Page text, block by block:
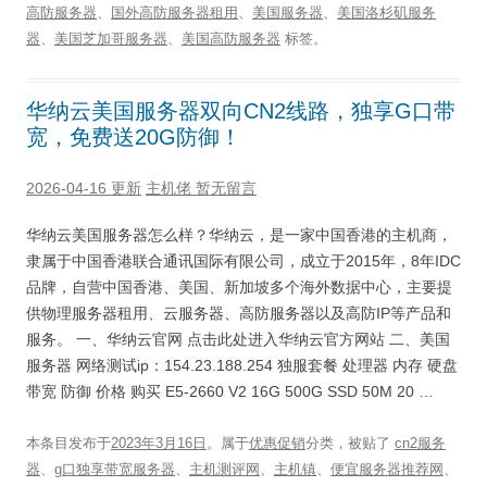
高防服务器、 国外高防服务器租用 、 美国服务器、 美国洛杉矶服务
器、 美国芝加哥服务器、 美国高防服务器 标签。
华纳云美国服务器双向CN2线路，独享G口带
宽，免费送20G防御！
2026-04-16 更新 主机佬 暂无留言
华纳云美国服务器怎么样？华纳云，是一家中国香港的主机商，
隶属于中国香港联合通讯国际有限公司，成立于2015年，8年IDC
品牌，自营中国香港、美国、新加坡多个海外数据中心，主要提
供物理服务器租用、云服务器、高防服务器以及高防IP等产品和
服务。 一、华纳云官网 点击此处进入华纳云官方网站 二、美国
服务器 网络测试ip：154.23.188.254 独服套餐 处理器 内存 硬盘
带宽 防御 价格 购买 E5-2660 V2 16G 500G SSD 50M 20 …
本条目发布于2023年3月16日 。属于优惠促销分类，被贴了 cn2服务
器、 g口独享带宽服务器、 主机测评网 、 主机镇、 便宜服务器推荐网 、